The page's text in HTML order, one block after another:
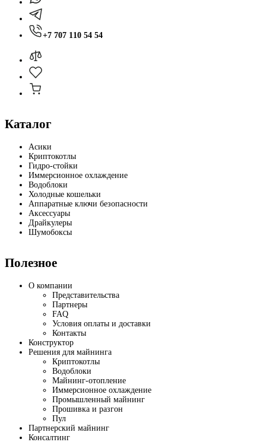
+7 707 110 54 54
Каталог
Асики
Криптокотлы
Гидро-стойки
Иммерсионное охлаждение
Водоблоки
Холодные кошельки
Аппаратные ключи безопасности
Аксессуары
Драйкулеры
Шумобоксы
Полезное
О компании
Представительства
Партнеры
FAQ
Условия оплаты и доставки
Контакты
Конструктор
Решения для майнинга
Криптокотлы
Водоблоки
Майнинг-отопление
Иммерсионное охлаждение
Промышленный майнинг
Прошивка и разгон
Пул
Партнерский майнинг
Консалтинг